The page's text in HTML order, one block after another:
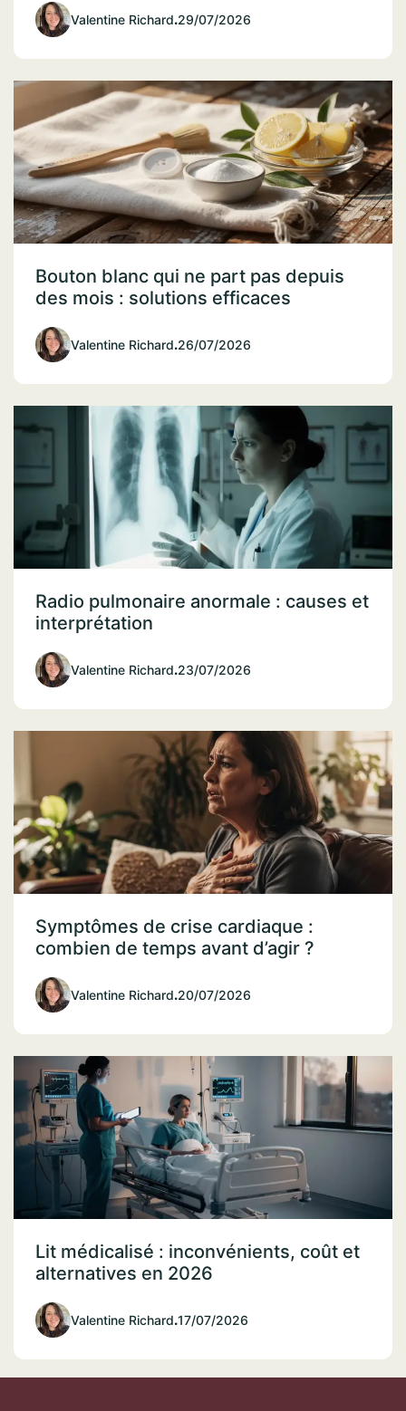
Valentine Richard.29/07/2026
Bouton blanc qui ne part pas depuis
des mois : solutions efficaces
Valentine Richard.26/07/2026
Radio pulmonaire anormale : causes et
interprétation
Valentine Richard.23/07/2026
Symptômes de crise cardiaque :
combien de temps avant d’agir ?
Valentine Richard.20/07/2026
Lit médicalisé : inconvénients, coût et
alternatives en 2026
Valentine Richard.17/07/2026